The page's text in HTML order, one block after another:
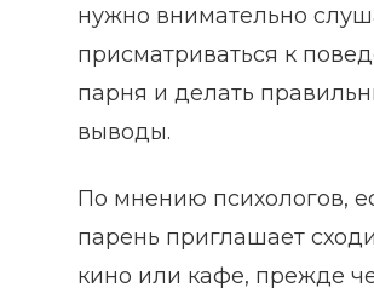
нужно внимательно
присматриваться к
парня и делать
выводы.
По мнению психологов,
парень приглашает
кино или кафе, прежде